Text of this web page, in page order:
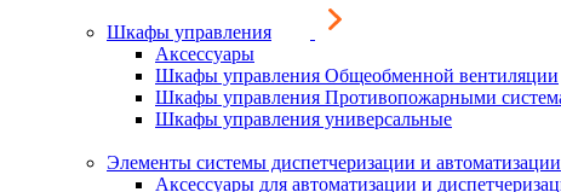
Шкафы управления
Аксессуары
Шкафы управления Общеобменной вентиляции
Шкафы управления Противопожарными
Шкафы управления универсальные
Элементы системы диспетчеризации и автоматизации
Аксессуары для автоматизации и